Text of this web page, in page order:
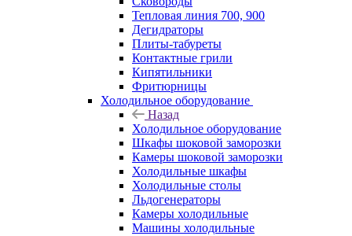
Тепловая линия 700, 900
Дегидраторы
Плиты-табуреты
Контактные грили
Кипятильники
Фритюрницы
Холодильное оборудование
Назад
Холодильное оборудование
Шкафы шоковой заморозки
Камеры шоковой заморозки
Холодильные шкафы
Холодильные столы
Льдогенераторы
Камеры холодильные
Машины холодильные